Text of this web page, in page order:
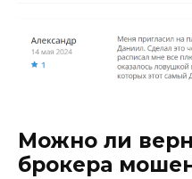
Можно ли
брокера